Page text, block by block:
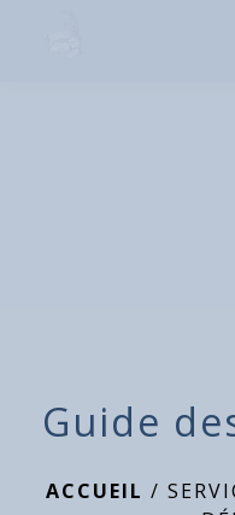
Guide
ACCUEIL /